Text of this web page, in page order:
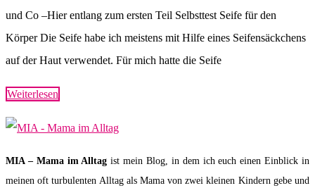
und Co –Hier entlang zum ersten Teil Selbsttest Seife für den
Körper Die Seife habe ich meistens mit Hilfe eines Seifensäckchens
auf der Haut verwendet. Für mich hatte die Seife
Weiterlesen
MIA – Mama im Alltag ist mein Blog, in dem ich euch einen Einblick in
meinen oft turbulenten Alltag als Mama von zwei kleinen Kindern gebe und